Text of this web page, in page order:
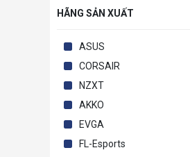
HÃNG SẢN XUẤT
ASUS
CORSAIR
NZXT
AKKO
EVGA
FL-Esports